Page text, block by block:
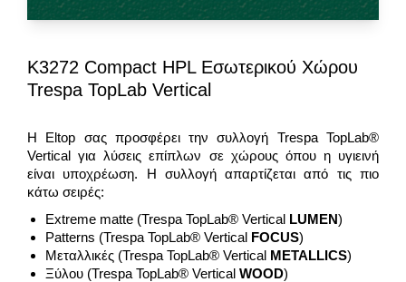
K3272 Compact HPL Εσωτερικού Χώρου
Trespa TopLab Vertical
H Eltop σας προσφέρει την συλλογή Trespa TopLab®
Vertical για λύσεις επίπλων σε χώρους όπου η υγιεινή
είναι υποχρέωση. Η συλλογή απαρτίζεται από τις πιο
κάτω σειρές:
Extreme matte (Trespa TopLab® Vertical LUMEN)
Patterns (Trespa TopLab® Vertical FOCUS)
Μεταλλικές (Trespa TopLab® Vertical METALLICS)
Ξύλου (Trespa TopLab® Vertical WOOD)